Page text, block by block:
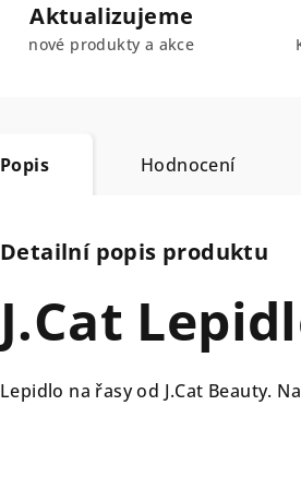
Aktualizujeme
nové produkty a akce
Popis Hodnocení
Detailní popis produktu
J.Cat
Lepidlo na řasy od J.Cat Beauty.